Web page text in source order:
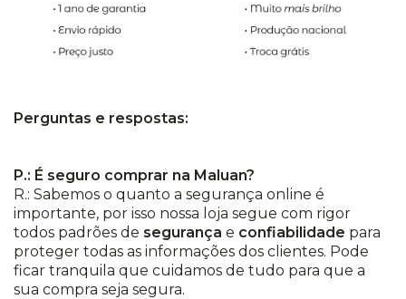
Perguntas e respostas:
P.: É seguro comprar na Maluan?
R.: Sabemos o quanto a segurança online é
importante, por isso nossa loja segue com rigor
todos padrões de segurança e confiabilidade para
proteger todas as informações dos clientes. Pode
ficar tranquila que cuidamos de tudo para que a
sua compra seja segura.